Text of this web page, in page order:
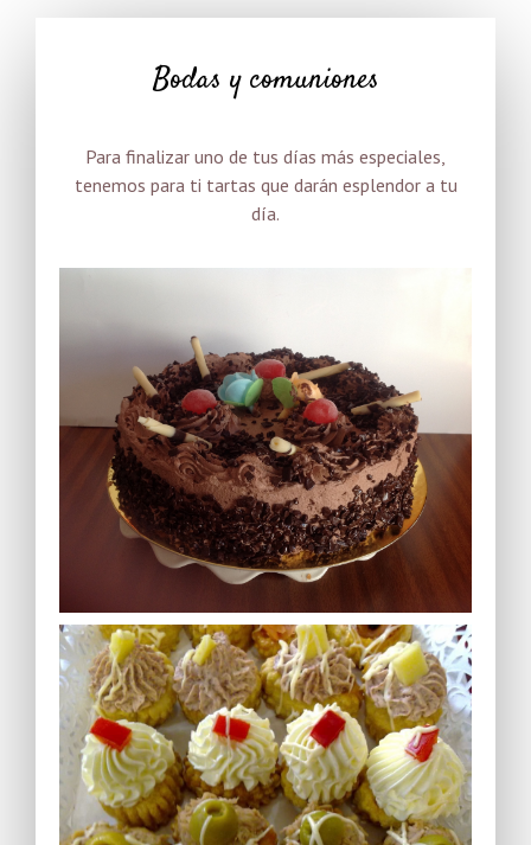
Bodas y comuniones
Para finalizar uno de tus días más especiales,
tenemos para ti tartas que darán esplendor a tu
día.